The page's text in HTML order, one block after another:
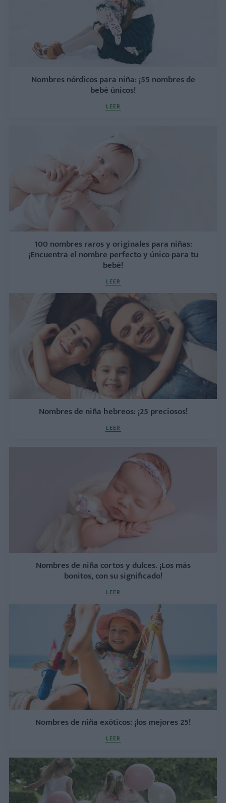
Nombres nórdicos para niña: ¡55 nombres de
bebé únicos!
LEER
100 nombres raros y originales para niñas:
¡Encuentra el nombre perfecto y único para tu
bebé!
LEER
Nombres de niña hebreos: ¡25 preciosos!
LEER
Nombres de niña cortos y dulces. ¡Los más
bonitos, con su significado!
LEER
Nombres de niña exóticos: ¡los mejores 25!
LEER